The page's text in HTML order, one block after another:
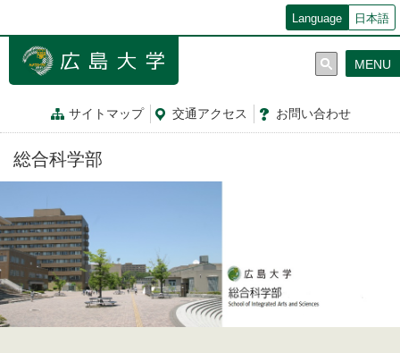
ン
Language 日本語
サイトマップ 交通アクセス お問い合わせ
MENU
総合科学部